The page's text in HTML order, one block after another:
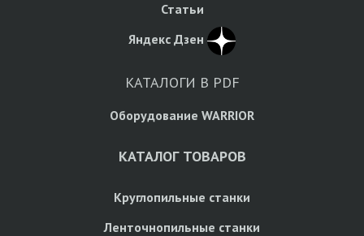
Статьи
Яндекс Дзен
КАТАЛОГИ В PDF
Оборудование WARRIOR
КАТАЛОГ ТОВАРОВ
Круглопильные станки
Ленточнопильные станки